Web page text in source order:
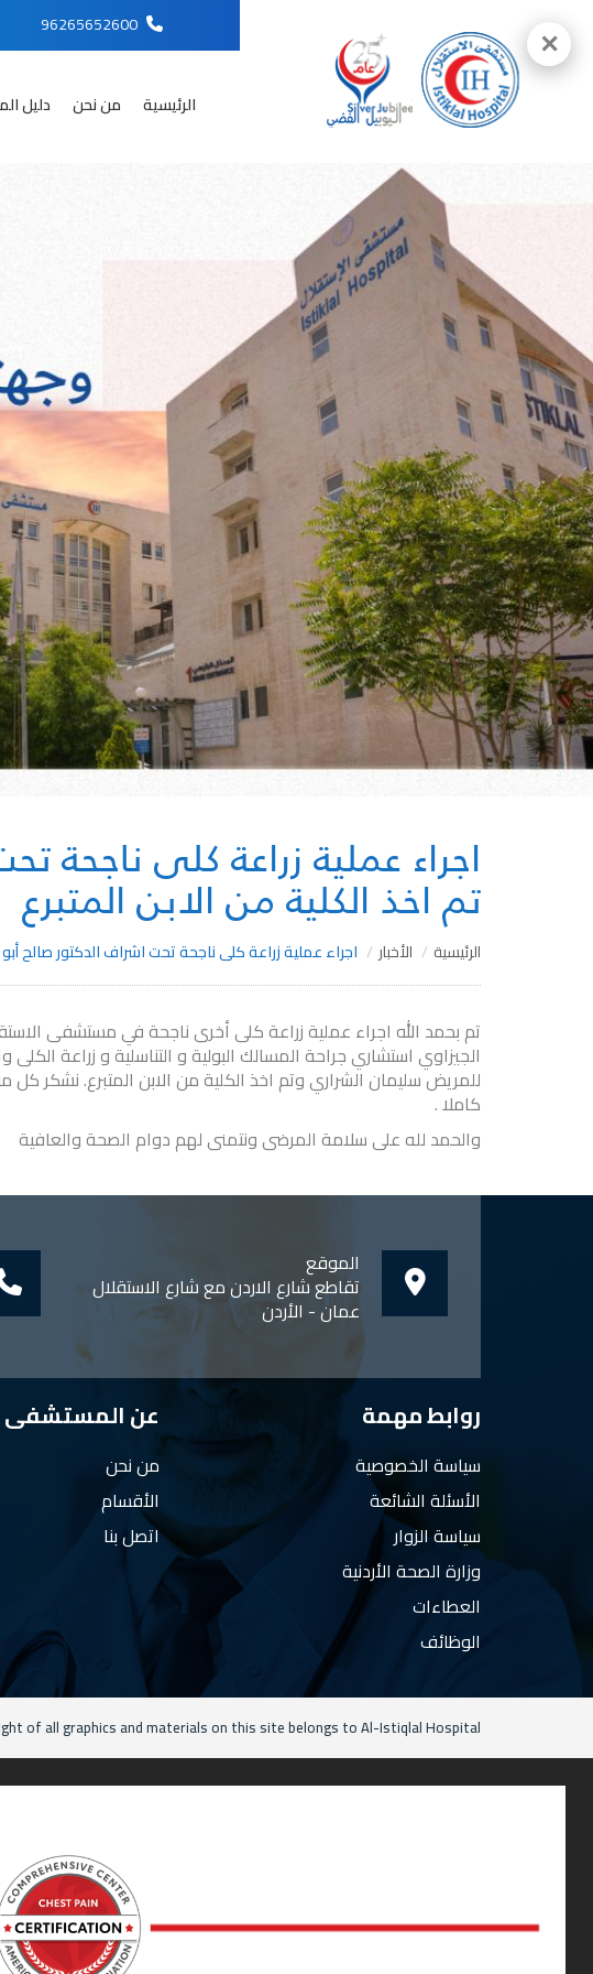
الرئيسية من نحن دليل
اجراء عملية زراعة كلى ناجحة
تم اخذ الكلية من الابن المتبرع
الرئيسية الأخبار اجراء عملية زراعة كلى ناجحة تحت اشراف الدكتور صالح
تم بحمد الله اجراء عملية زراعة كلى أخرى ناجحة في مستشفى
الجيزاوي استشاري جراحة المسالك البولية و التناسلية و زراعة
للمريض سليمان الشراري وتم اخذ الكلية من الابن المتبرع. نشكر
كاملا .
والحمد لله على سلامة المرضى ونتمنى لهم دوام الصحة والعافية
الموقع
تقاطع شارع الاردن مع شارع الاستقلال
عمان - الأردن
روابط مهمة
سياسة الخصوصية
الأسئلة الشائعة
سياسة الزوار
وزارة الصحة الأردنية
العطاءات
الوظائف
عن المستشفى
من نحن
الأقسام
اتصل بنا
of all graphics and materials on this site belongs to Al-Istiqlal Hospital
✕